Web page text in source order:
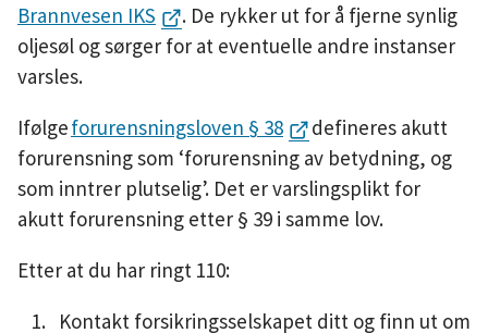
Brannvesen IKS
. De rykker ut for å fjerne synlig
oljesøl og sørger for at eventuelle andre instanser
varsles.
Ifølgeforurensningsloven § 38
defineres akutt
forurensning som ‘forurensning av betydning, og
som inntrer plutselig’. Det er varslingsplikt for
akutt forurensning etter § 39 i samme lov.
Etter at du har ringt 110:
Kontakt forsikringsselskapet ditt og finn ut om